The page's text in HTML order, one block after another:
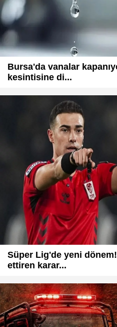
Bursa'da vanalar
kesintisine di...
Süper Lig'de yeni
ettiren karar...